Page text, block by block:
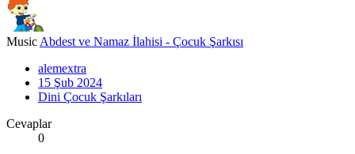
Music Abdest ve Namaz İlahisi - Çocuk Şarkısı
alemextra
15 Şub 2024
Dini Çocuk Şarkıları
Cevaplar
0